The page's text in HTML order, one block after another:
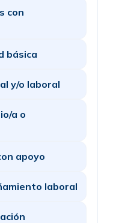
con
básica
y/o laboral
a o
apoyo
laboral